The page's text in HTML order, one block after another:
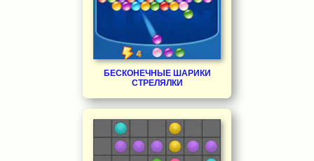
БЕСКОНЕЧНЫЕ ШАРИКИ
СТРЕЛЯЛКИ